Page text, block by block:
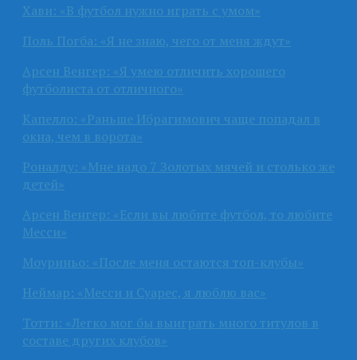
Хави: «В футбол нужно играть с умом»
Поль Погба: «Я не знаю, чего от меня ждут»
Арсен Венгер: «Я умею отличить хорошего
футболиста от отличного»
Капелло: «Раньше Ибрагимович чаще попадал в
окна, чем в ворота»
Роналду: «Мне надо 7 Золотых мячей и столько же
детей»
Арсен Венгер: «Если вы любите футбол, то любите
Месси»
Моуриньо: «После меня остаются топ-клубы»
Неймар: «Месси и Суарес, я люблю вас»
Тотти: «Легко мог бы выиграть много титулов в
составе других клубов»